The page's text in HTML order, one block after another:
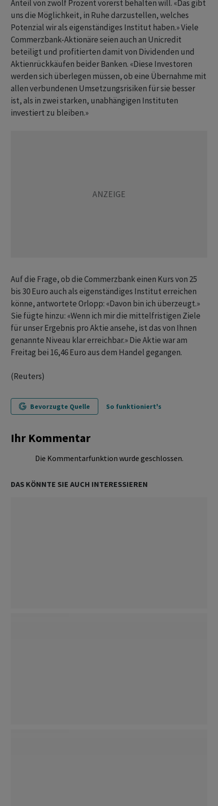
Anteil von zwölf Prozent vorerst behalten will. «Das gibt
uns die Möglichkeit, in Ruhe darzustellen, welches
Potenzial wir als eigenständiges Institut haben.» Viele
Commerzbank-Aktionäre seien auch an Unicredit
beteiligt und profitierten damit von Dividenden und
Aktienrückkäufen beider Banken. «Diese Investoren
werden sich überlegen müssen, ob eine Übernahme mit
allen verbundenen Umsetzungsrisiken für sie besser
ist, als in zwei starken, unabhängigen Instituten
investiert zu bleiben.»
Auf die Frage, ob die Commerzbank einen Kurs von 25
bis 30 Euro auch als eigenständiges Institut erreichen
könne, antwortete Orlopp: «Davon bin ich überzeugt.»
Sie fügte hinzu: «Wenn ich mir die mittelfristigen Ziele
für unser Ergebnis pro Aktie ansehe, ist das von Ihnen
genannte Niveau klar erreichbar.» Die Aktie war am
Freitag bei 16,46 Euro aus dem Handel gegangen.
(Reuters)
Bevorzugte Quelle So funktioniert's
Ihr Kommentar
Die Kommentarfunktion wurde geschlossen.
DAS KÖNNTE SIE AUCH INTERESSIEREN